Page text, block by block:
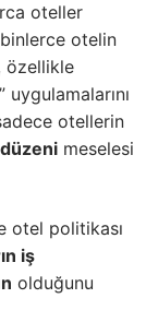
oteller
otelin
özellikle
otellerin
meselesi
otel politikası
iş
olduğunu